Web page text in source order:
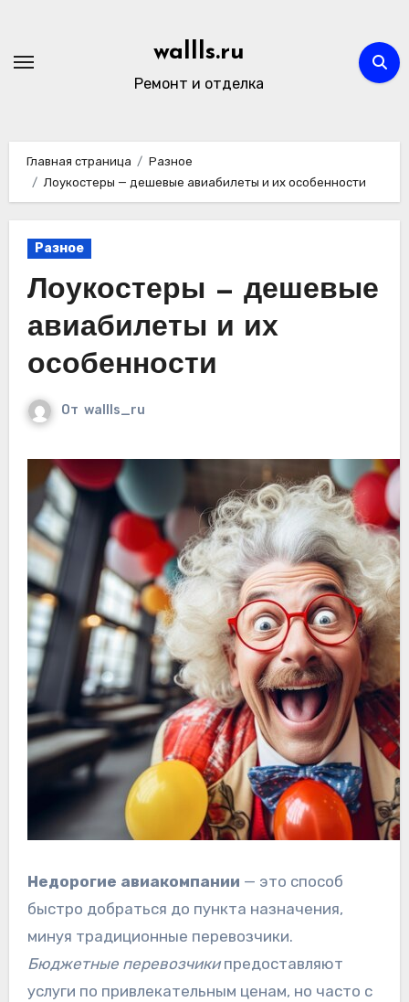
содержимому
wallls.ru
Ремонт и отделка
Главная страница
Разное
Лоукостеры — дешевые авиабилеты и их особенности
Разное
Лоукостеры — дешевые
авиабилеты и их
особенности
От wallls_ru
Недорогие авиакомпании — это способ
быстро добраться до пункта назначения,
минуя традиционные перевозчики.
Бюджетные перевозчикипредоставляют
услуги по привлекательным ценам, но часто с